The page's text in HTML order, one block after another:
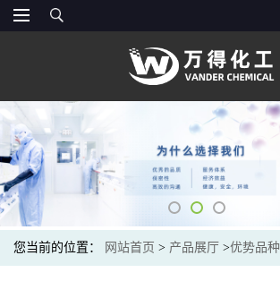
您当前的位置： 网站首页 > 产品展厅 >优势品种